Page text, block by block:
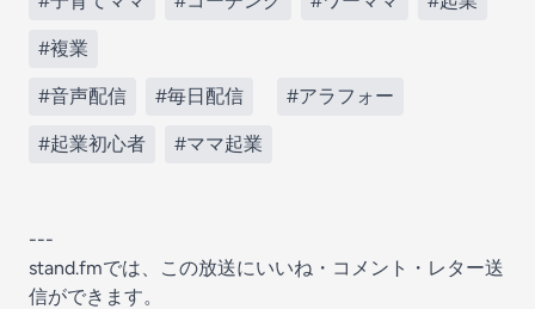
#複業
#音声配信 #毎日配信 #アラフォー
#起業初心者 #ママ起業
---
stand.fmでは、この放送にいいね・コメント・レター送
信ができます。